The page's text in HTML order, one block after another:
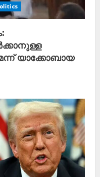
യാക്കോബായ